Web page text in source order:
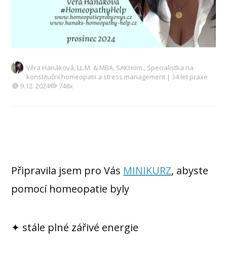
Věra Hanáková, LL.M. & MBA, SAKHom., Specialistka na
konstituční homeopatii a stress management | 34 let praxe
9.12. 2024
748x
Připravila jsem pro Vás MINIKURZ, abyste
pomocí homeopatie byly
✦ stále plné zářivé energie